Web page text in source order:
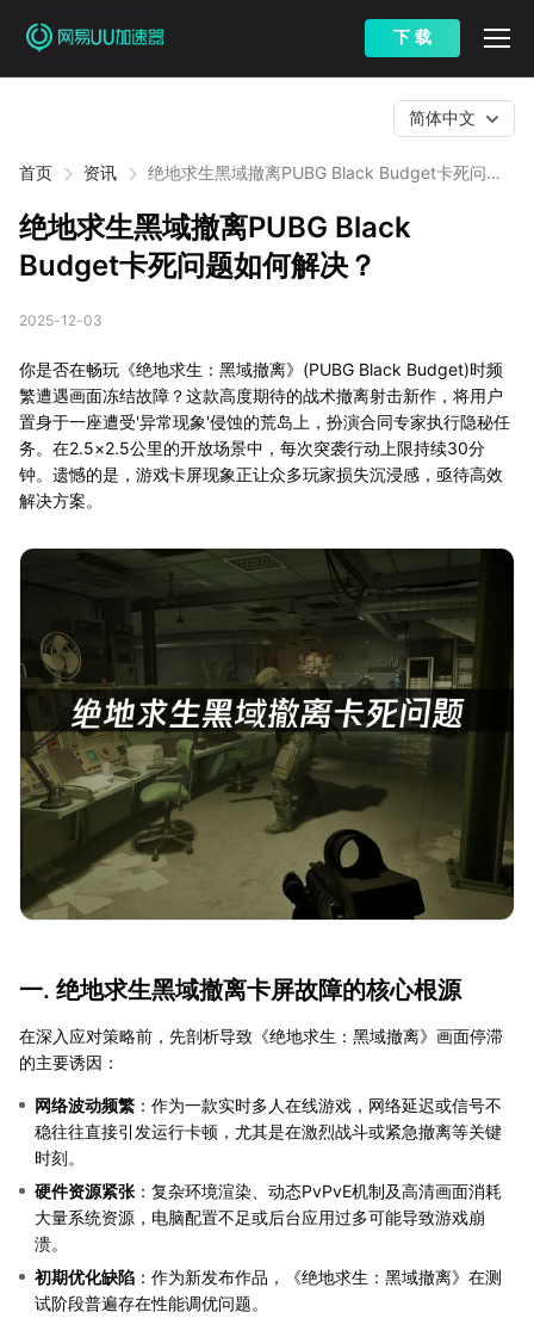
下 载
首页 资讯
绝地求生黑域撤离PUBG Black Budget卡死问题
简体中文
绝地求生黑域撤离PUBG Black
Budget卡死问题如何解决？
2025-12-03
你是否在畅玩《绝地求生：黑域撤离》(PUBG Black Budget)时频
繁遭遇画面冻结故障？这款高度期待的战术撤离射击新作，将用户
置身于一座遭受'异常现象'侵蚀的荒岛上，扮演合同专家执行隐秘任
务。在2.5×2.5公里的开放场景中，每次突袭行动上限持续30分
钟。遗憾的是，游戏卡屏现象正让众多玩家损失沉浸感，亟待高效
解决方案。
一. 绝地求生黑域撤离卡屏故障的核心根源
在深入应对策略前，先剖析导致《绝地求生：黑域撤离》画面停滞
的主要诱因：
网络波动频繁 ：作为一款实时多人在线游戏，网络延迟或信号不
稳往往直接引发运行卡顿，尤其是在激烈战斗或紧急撤离等关键
时刻。
硬件资源紧张 ：复杂环境渲染、动态PvPvE机制及高清画面消耗
大量系统资源，电脑配置不足或后台应用过多可能导致游戏崩
溃。
初期优化缺陷 ：作为新发布作品，《绝地求生：黑域撤离》在测
试阶段普遍存在性能调优问题。